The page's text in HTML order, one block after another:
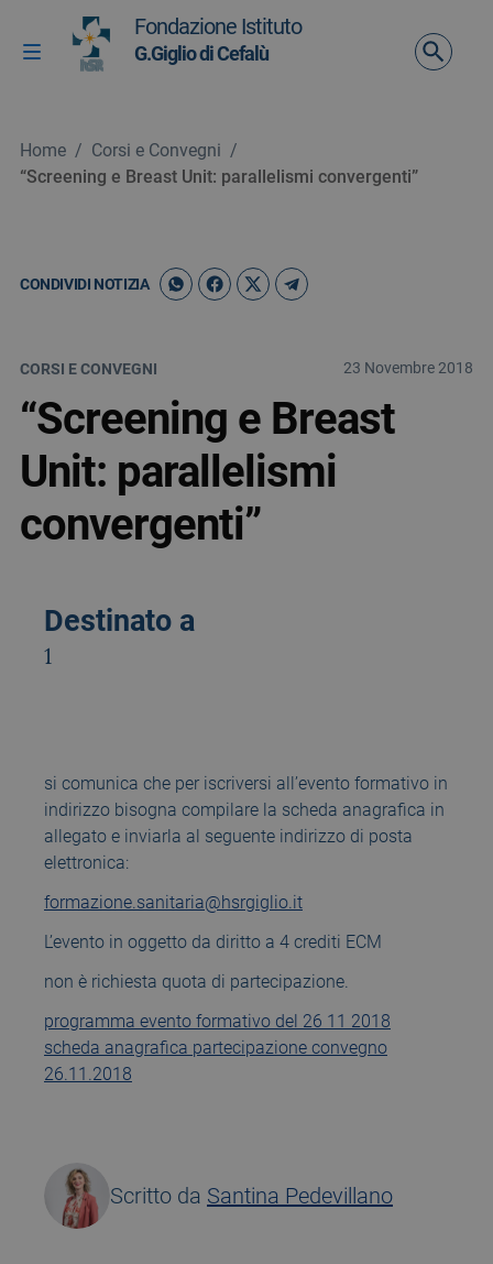
Vai ai contenuti
Vai al menu di navigazione
Vai al footer
Attiva / disattiva la navigazione
Fondazione Istituto
G.Giglio di Cefalù
Home / Corsi e Convegni /
“Screening e Breast Unit: parallelismi convergenti”
CONDIVIDI NOTIZIA
CORSI E CONVEGNI 23 Novembre 2018
“Screening e Breast
Unit: parallelismi
convergenti”
Destinato a
1
si comunica che per iscriversi all’evento formativo in
indirizzo bisogna compilare la scheda anagrafica in
allegato e inviarla al seguente indirizzo di posta
elettronica:
formazione.sanitaria@hsrgiglio.it
L’evento in oggetto da diritto a 4 crediti ECM
non è richiesta quota di partecipazione.
programma evento formativo del 26 11 2018
scheda anagrafica partecipazione convegno
26.11.2018
Scritto da Santina Pedevillano